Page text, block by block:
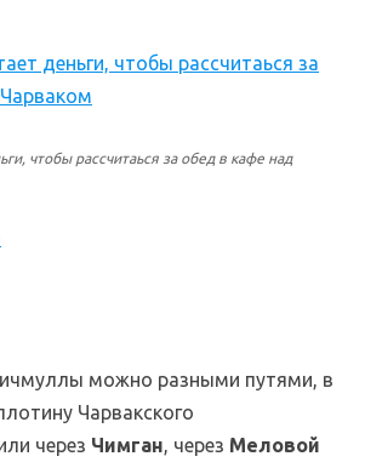
чтобы рассчитаься за обед в кафе над
можно разными путями, в
Чарвакского
через Чимган, через Меловой